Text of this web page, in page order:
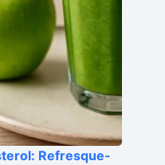
Refresque-